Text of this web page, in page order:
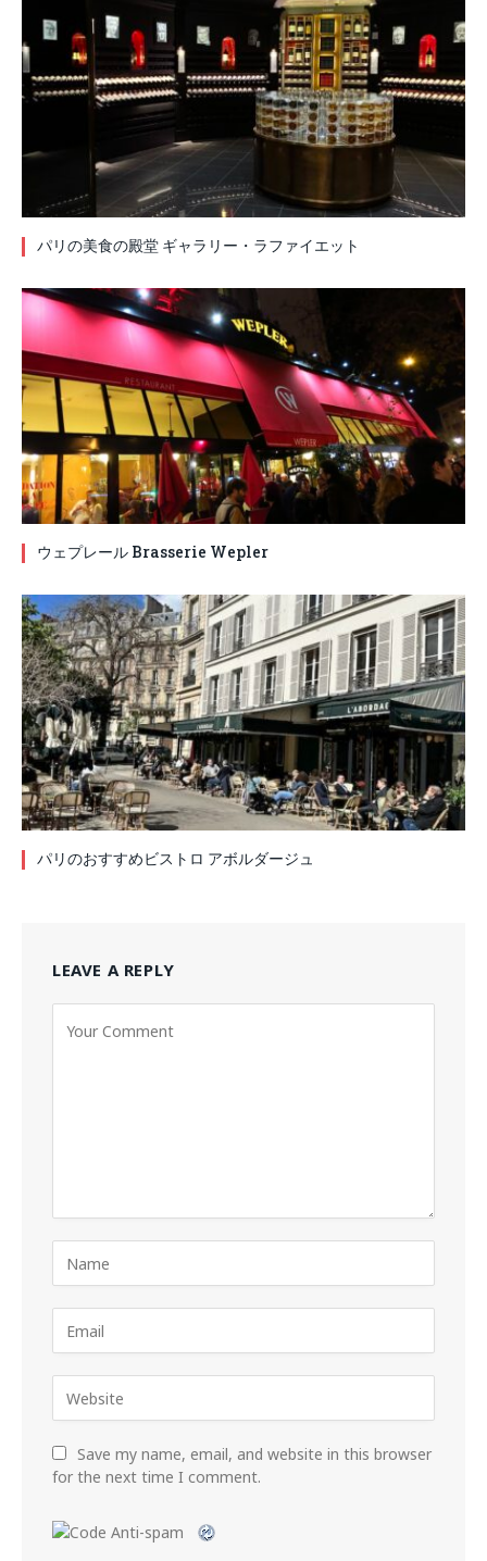
パリの美食の殿堂 ギャラリー・ラファイエット
ウェプレール Brasserie Wepler
パリのおすすめビストロ アボルダージュ
LEAVE A REPLY
Save my name, email, and website in this browser
for the next time I comment.